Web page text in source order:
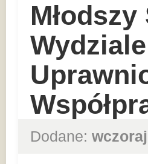
Dodane: wczoraj